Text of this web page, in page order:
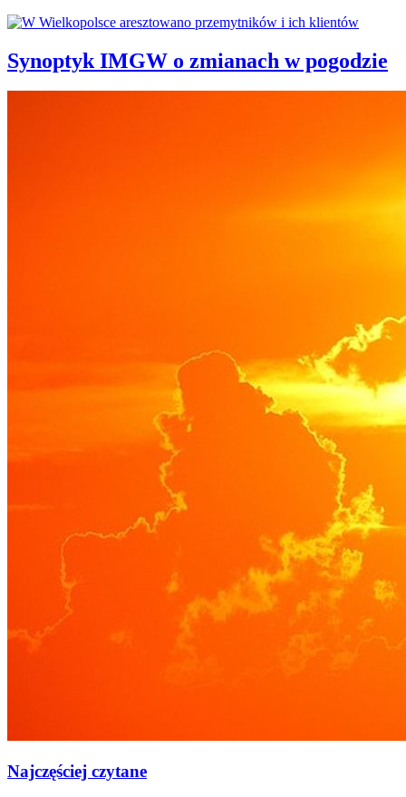
Synoptyk IMGW o zmianach w pogodzie
Najczęściej czytane